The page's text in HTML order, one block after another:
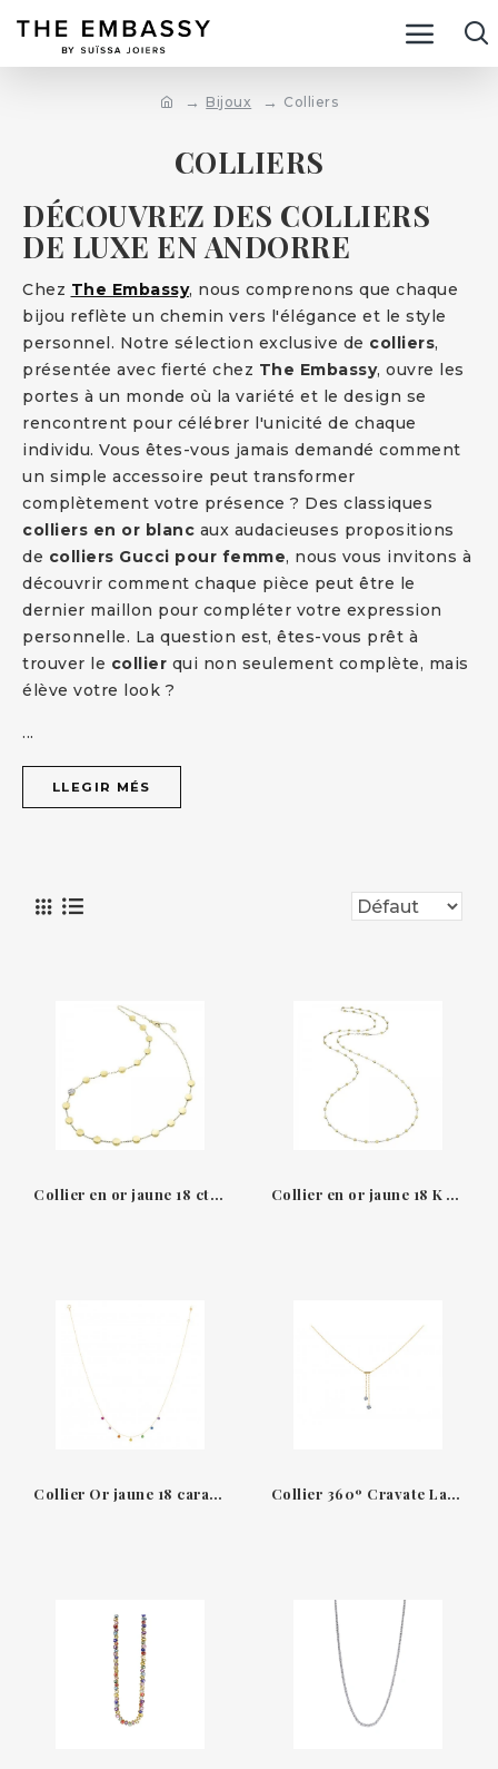
Bijoux Colliers
COLLIERS
DÉCOUVREZ DES COLLIERS
DE LUXE EN ANDORRE
Chez The Embassy, nous comprenons que chaque
bijou reflète un chemin vers l'élégance et le style
personnel. Notre sélection exclusive de colliers,
présentée avec fierté chez The Embassy, ouvre les
portes à un monde où la variété et le design se
rencontrent pour célébrer l'unicité de chaque
individu. Vous êtes-vous jamais demandé comment
un simple accessoire peut transformer
complètement votre présence ? Des classiques
colliers en or blanc aux audacieuses propositions
de colliers Gucci pour femme, nous vous invitons à
découvrir comment chaque pièce peut être le
dernier maillon pour compléter votre expression
personnelle. La question est, êtes-vous prêt à
trouver le collier qui non seulement complète, mais
élève votre look ?
...
LLEGIR MÉS
Collier en or jaune 18 ct et diamants Armillas Glow Chimento Collier en or jaune 18 K Armillas Glow Chimento
Collier Or jaune 18 carats & 7 pierres naturelles Confetti La Brune & La Blonde Collier 360º Cravate La Brune & La Blonde